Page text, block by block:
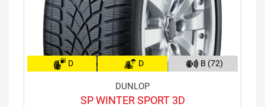
D D B (72)
DUNLOP
SP WINTER SPORT 3D